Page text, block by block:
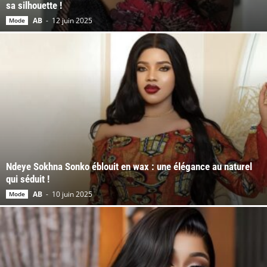
sa silhouette !
Mode AB - 12 juin 2025
Ndeye Sokhna Sonko éblouit en wax : une élégance au naturel
qui séduit !
Mode AB - 10 juin 2025